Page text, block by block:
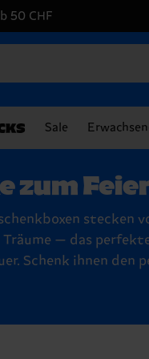
50 CHF
Sale
zum
stecken
— das
Schenk ihnen den